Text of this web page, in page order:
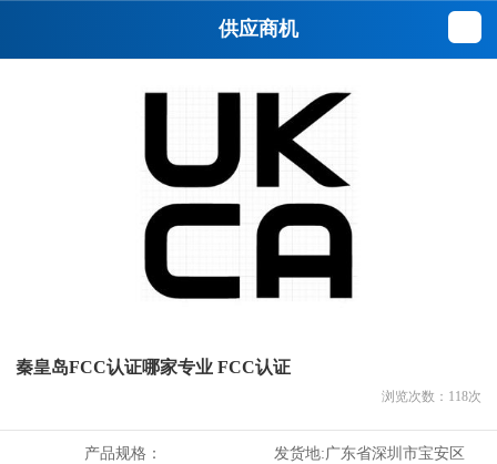
供应商机
秦皇岛FCC认证哪家专业 FCC认证
浏览次数： 118次
产品规格： 发货地:广东省深圳市宝安区